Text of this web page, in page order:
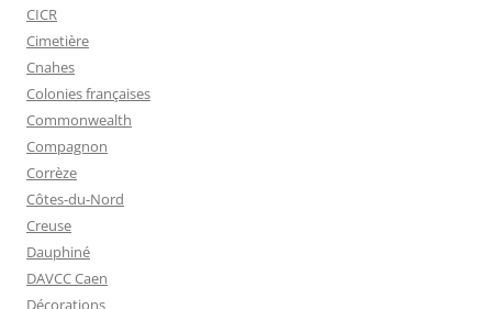
CICR
Cimetière
Cnahes
Colonies françaises
Commonwealth
Compagnon
Corrèze
Côtes-du-Nord
Creuse
Dauphiné
DAVCC Caen
Décorations